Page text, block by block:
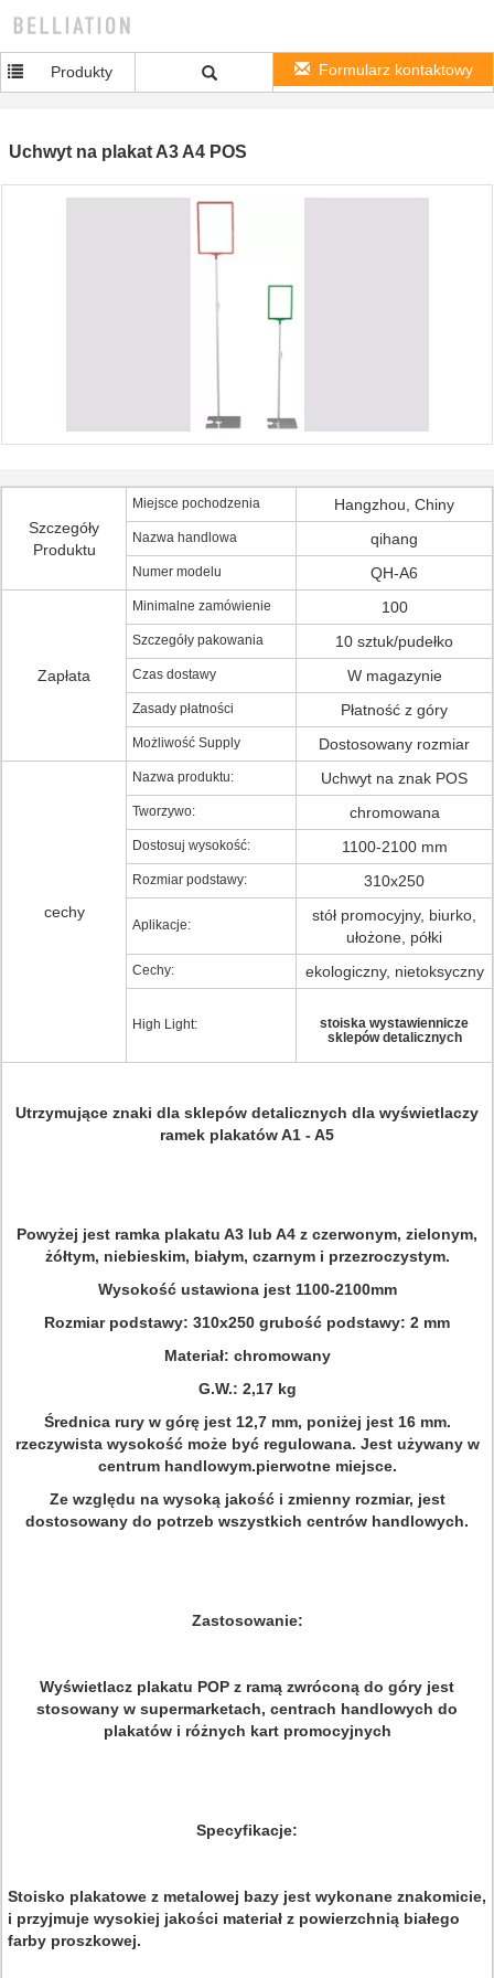
Produkty Formularz kontaktowy
Uchwyt na plakat A3 A4 POS
Szczegóły
Produktu
Miejsce pochodzenia Hangzhou, Chiny
Nazwa handlowa qihang
Numer modelu QH-A6
Zapłata
Minimalne zamówienie 100
Szczegóły pakowania 10 sztuk/pudełko
Czas dostawy W magazynie
Zasady płatności Płatność z góry
Możliwość Supply Dostosowany rozmiar
cechy
Nazwa produktu: Uchwyt na znak POS
Tworzywo: chromowana
Dostosuj wysokość: 1100-2100 mm
Rozmiar podstawy: 310x250
Aplikacje:
stół promocyjny, biurko,
ułożone, półki
Cechy: ekologiczny, nietoksyczny
High Light:
stoiska wystawiennicze
sklepów detalicznych
Utrzymujące znaki dla sklepów detalicznych dla wyświetlaczy
ramek plakatów A1 - A5
Powyżej jest ramka plakatu A3 lub A4 z czerwonym, zielonym,
żółtym, niebieskim, białym, czarnym i przezroczystym.
Wysokość ustawiona jest 1100-2100mm
Rozmiar podstawy: 310x250 grubość podstawy: 2 mm
Materiał: chromowany
G.W.: 2,17 kg
Średnica rury w górę jest 12,7 mm, poniżej jest 16 mm.
rzeczywista wysokość może być regulowana. Jest używany w
centrum handlowym.pierwotne miejsce.
Ze względu na wysoką jakość i zmienny rozmiar, jest
dostosowany do potrzeb wszystkich centrów handlowych.
Zastosowanie:
Wyświetlacz plakatu POP z ramą zwróconą do góry jest
stosowany w supermarketach, centrach handlowych do
plakatów i różnych kart promocyjnych
Specyfikacje:
Stoisko plakatowe z metalowej bazy jest wykonane znakomicie,
i przyjmuje wysokiej jakości materiał z powierzchnią białego
farby proszkowej.